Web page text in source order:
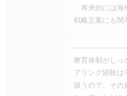
将来的には海
戦略立案にも関
教育体制がしっ
アリング経験は
扱うので、その